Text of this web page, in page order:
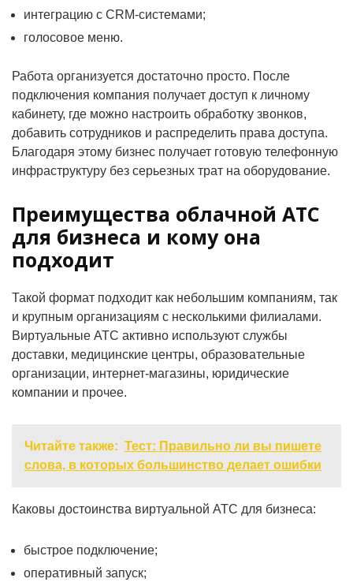
интеграцию с CRM-системами;
голосовое меню.
Работа организуется достаточно просто. После
подключения компания получает доступ к личному
кабинету, где можно настроить обработку звонков,
добавить сотрудников и распределить права доступа.
Благодаря этому бизнес получает готовую телефонную
инфраструктуру без серьезных трат на оборудование.
Преимущества облачной АТС
для бизнеса и кому она
подходит
Такой формат подходит как небольшим компаниям, так
и крупным организациям с несколькими филиалами.
Виртуальные АТС активно используют службы
доставки, медицинские центры, образовательные
организации, интернет-магазины, юридические
компании и прочее.
Читайте также: Тест: Правильно ли вы пишете
слова, в которых большинство делает ошибки
Каковы достоинства виртуальной АТС для бизнеса:
быстрое подключение;
оперативный запуск;